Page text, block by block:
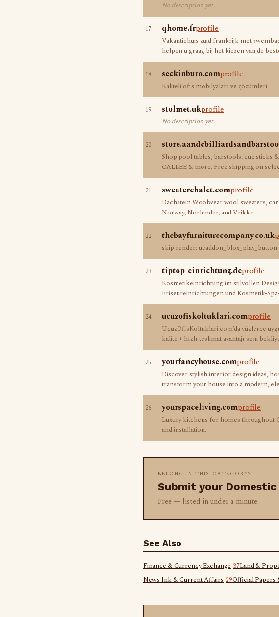
No description yet.
17. qhome.frprofile
Vakantiehuis zuid frankrijk met
helpen u graag bij het kiezen van de
18. seckinburo.comprofile
Kaliteli ofis mobilyaları ve çözümleri.
19. stolmet.ukprofile
No description yet.
20.
Shop pool tables, barstools, cue sticks
CALLEE & more. Free shipping on
21. sweaterchalet.comprofile
Dachstein Woolwear wool sweaters,
Norway, Norlender, and Vrikke
22. thebayfurniturecompany.co.uk
skip render: ucaddon_blox_play_button
23. tiptop-einrichtung.deprofile
Kosmetikeinrichtung im stilvollen
Friseureinrichtungen und Kosmetik-
24. ucuzofiskoltuklari.comprofile
UcuzOfisKoltuklari.com’da yüzlerce
kalite + hızlı teslimat avantajı seni
25. yourfancyhouse.comprofile
Discover stylish interior design ideas,
transform your house into a modern,
26. yourspaceliving.comprofile
Luxury kitchens for homes throughout
and installation.
BELONG IN THIS CATEGORY?
Submit your
Free — listed in under a minute.
See Also
Finance & Currency Exchange 37Land &
News Ink & Current Affairs 29Official Papers